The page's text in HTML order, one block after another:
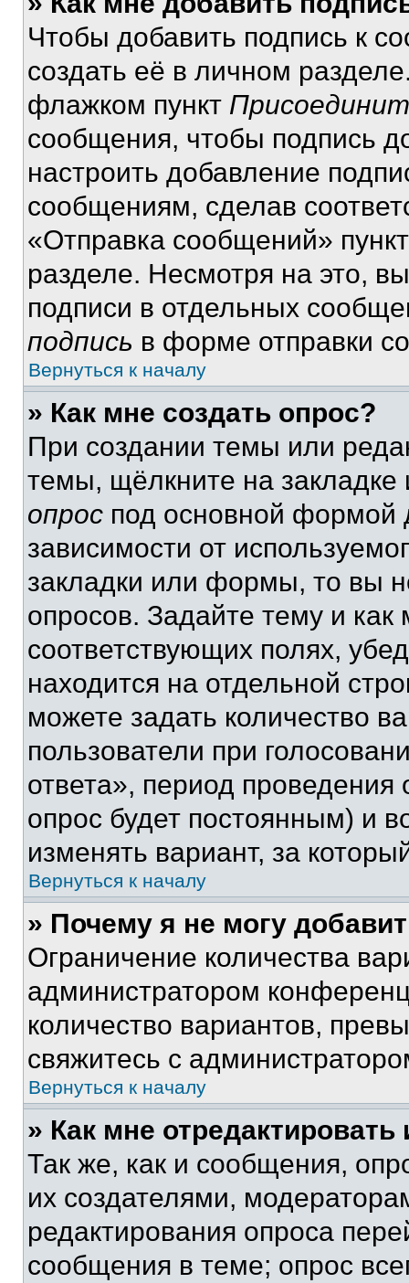
Чтобы добавить подпись к
создать её в личном
флажком пункт
сообщения, чтобы подпись
настроить добавление
сообщениям, сделав
«Отправка сообщений»
разделе. Несмотря на это,
подписи в отдельных
подпись в форме отправки
Вернуться к началу
» Как мне создать опрос?
При создании темы или
темы, щёлкните на
опрос под основной формой
зависимости от
закладки или формы, то вы
опросов. Задайте тему и
соответствующих полях,
находится на отдельной
можете задать количество
пользователи при
ответа», период проведения
опрос будет постоянным) и
изменять вариант, за
Вернуться к началу
» Почему я не могу
Ограничение количества
администратором
количество вариантов,
свяжитесь с
Вернуться к началу
» Как мне
Так же, как и сообщения,
их создателями,
редактирования опроса
сообщения в теме; опрос